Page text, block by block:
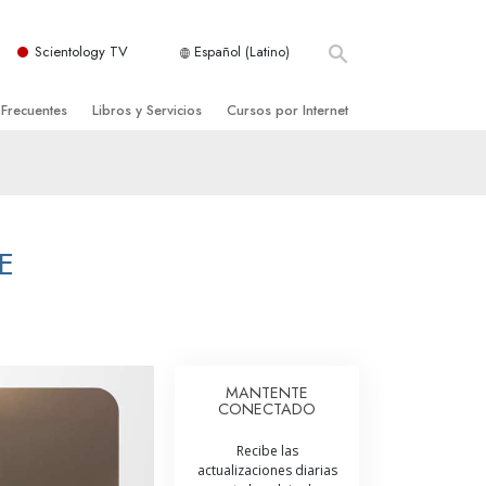
Scientology TV Español (Latino)
de Scientology
Libros y Servicios
Introductorias
Cursos por Internet
La Integridad y la Honestidad
La Escala Tonal Emocional
MANTENTE
CONECTADO
Recibe las
actualizaciones diarias